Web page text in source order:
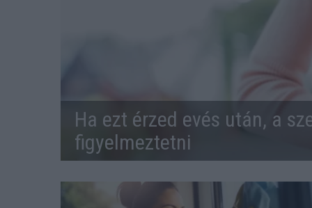
Ha ezt érzed evés után, a
figyelmeztetni